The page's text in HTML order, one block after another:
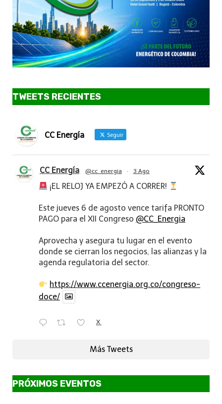
TWEETS RECIENTES
CC Energía Seguir
CC Energía @cc_energia · 3 Ago
¡EL RELOJ YA EMPEZÓ A CORRER!
Este jueves 6 de agosto vence tarifa PRONTO
PAGO para el XII Congreso @CC_Energia
Aprovecha y asegura tu lugar en el evento
donde se cierran los negocios, las alianzas y la
agenda regulatoria del sector.
https://www.ccenergia.org.co/congreso-
doce/
X
Más Tweets
PRÓXIMOS EVENTOS